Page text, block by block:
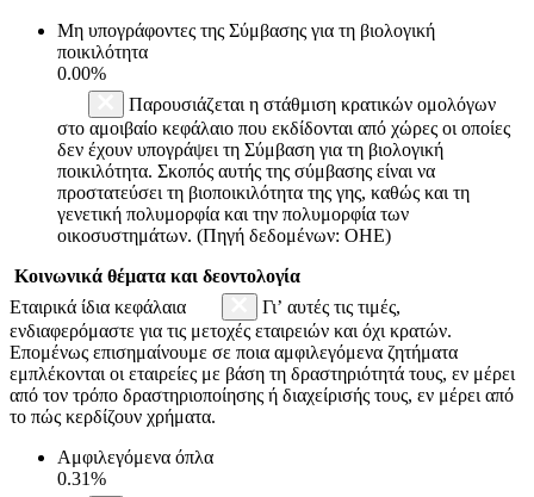
Μη υπογράφοντες της Σύμβασης για τη βιολογική
ποικιλότητα
0.00%
Παρουσιάζεται η στάθμιση κρατικών ομολόγων
στο αμοιβαίο κεφάλαιο που εκδίδονται από χώρες οι οποίες
δεν έχουν υπογράψει τη Σύμβαση για τη βιολογική
ποικιλότητα. Σκοπός αυτής της σύμβασης είναι να
προστατεύσει τη βιοποικιλότητα της γης, καθώς και τη
γενετική πολυμορφία και την πολυμορφία των
οικοσυστημάτων. (Πηγή δεδομένων: ΟΗΕ)
Κοινωνικά θέματα και δεοντολογία
Εταιρικά ίδια κεφάλαια
Γι’ αυτές τις τιμές,
ενδιαφερόμαστε για τις μετοχές εταιρειών και όχι κρατών.
Επομένως επισημαίνουμε σε ποια αμφιλεγόμενα ζητήματα
εμπλέκονται οι εταιρείες με βάση τη δραστηριότητά τους, εν μέρει
από τον τρόπο δραστηριοποίησης ή διαχείρισής τους, εν μέρει από
το πώς κερδίζουν χρήματα.
Αμφιλεγόμενα όπλα
0.31%